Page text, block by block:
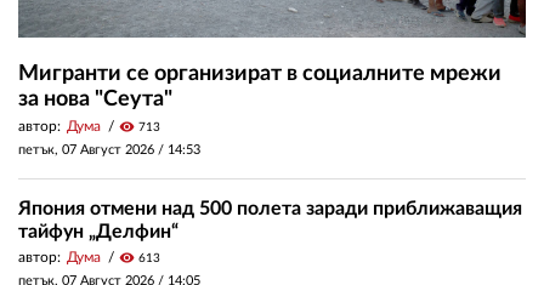
Мигранти се организират в социалните мрежи
за нова "Сеута"
автор: Дума visibility 713
петък, 07 Август 2026 / 14:53
Япония отмени над 500 полета заради приближаващия
тайфун „Делфин“
автор: Дума visibility 613
петък, 07 Август 2026 / 14:05